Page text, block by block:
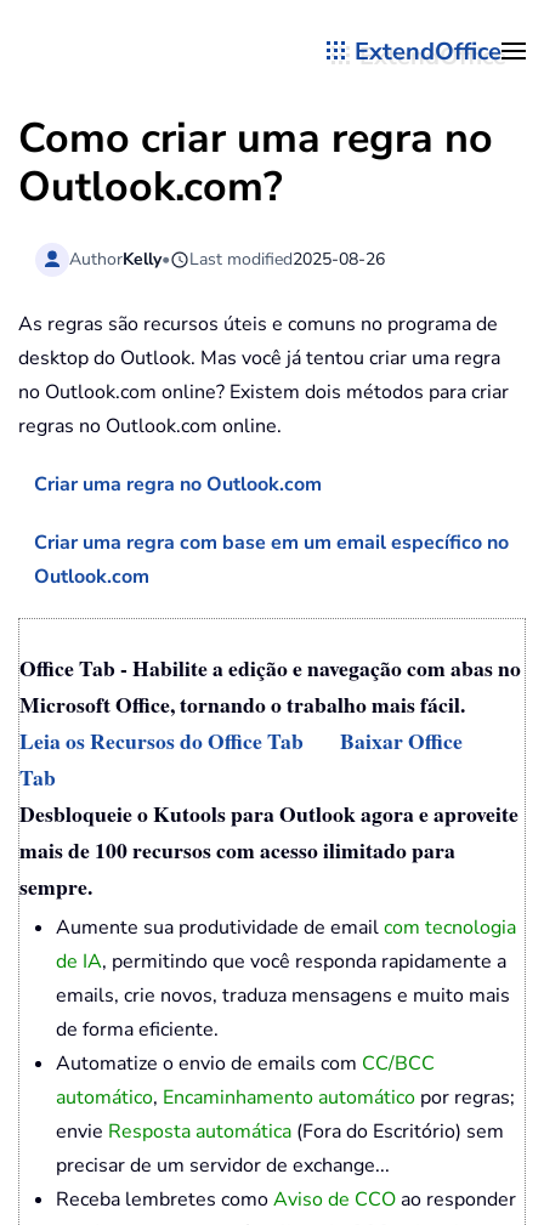
ExtendOffice
Como criar uma regra no
Outlook.com?
AuthorKelly• Last modified2025-08-26
As regras são recursos úteis e comuns no programa de
desktop do Outlook. Mas você já tentou criar uma regra
no Outlook.com online? Existem dois métodos para criar
regras no Outlook.com online.
Criar uma regra no Outlook.com
Criar uma regra com base em um email específico no
Outlook.com
Office Tab - Habilite a edição e navegação com abas no
Microsoft Office, tornando o trabalho mais fácil.
Leia os Recursos do Office Tab
Baixar Office
Tab
Desbloqueie o Kutools para Outlook agora e aproveite
mais de 100 recursos com acesso ilimitado para
sempre.
Aumente sua produtividade de emailcom tecnologia
de IA, permitindo que você responda rapidamente a
emails, crie novos, traduza mensagens e muito mais
de forma eficiente.
Automatize o envio de emails com CC/BCC
automático, Encaminhamento automático por regras;
envie Resposta automática (Fora do Escritório) sem
precisar de um servidor de exchange...
Receba lembretes comoAviso de CCOao responder